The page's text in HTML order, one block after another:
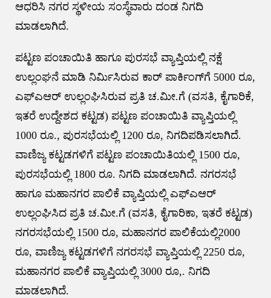
ಆಧರಿಸಿ ನಗರ ಸ್ಥಳೀಯ ಸಂಸ್ಥೆವಾರು ದಂಡ ನಿಗದಿ
ಮಾಡಲಾಗಿದೆ.
ಪಟ್ಟಣ ಪಂಚಾಯಿತಿ ಹಾಗೂ ಪುರಸಭೆ ವ್ಯಾಪ್ತಿಯಲ್ಲಿ ನಕ್ಷೆ
ಉಲ್ಲಂಘನೆ ಮಾಡಿ ನಿರ್ಮಿಸಿರುವ ಕಾರ್ ಪಾರ್ಕಿಂಗ್‌ಗೆ 5000 ರೂ,
ಎಫ್‌ಎಆರ್ ಉಲ್ಲಂಘಿಸಿರುವ ಪ್ರತಿ ಚ.ಮೀ.ಗೆ (ವಸತಿ, ಕೈಗಾರಿಕೆ,
ಇತರೆ ಉದ್ದೇಶದ ಕಟ್ಟಡ) ಪಟ್ಟಣ ಪಂಚಾಯಿತಿ ವ್ಯಾಪ್ತಿಯಲ್ಲಿ
1000 ರೂ., ಪುರಸಭೆಯಲ್ಲಿ 1200 ರೂ, ನಿಗದಿಪಡಿಸಲಾಗಿದೆ.
ವಾಣಿಜ್ಯ ಕಟ್ಟಡಗಳಿಗೆ ಪಟ್ಟಣ ಪಂಚಾಯಿತಿಯಲ್ಲಿ 1500 ರೂ,
ಪುರಸಭೆಯಲ್ಲಿ 1800 ರೂ. ನಿಗದಿ ಮಾಡಲಾಗಿದೆ. ನಗರಸಭೆ
ಹಾಗೂ ಮಹಾನಗರ ಪಾಲಿಕೆ ವ್ಯಾಪ್ತಿಯಲ್ಲಿ ಎಫ್‌ಎಆರ್
ಉಲ್ಲಂಘಿಸಿದ ಪ್ರತಿ ಚ.ಮೀ.ಗೆ (ವಸತಿ, ಕೈಗಾರಿಕಾ, ಇತರೆ ಕಟ್ಟಡ)
ನಗರಸಭೆಯಲ್ಲಿ 1500 ರೂ, ಮಹಾನಗರ ಪಾಲಿಕೆಯಲ್ಲಿ2000
ರೂ, ವಾಣಿಜ್ಯ ಕಟ್ಟಡಗಳಿಗೆ ನಗರಸಭೆ ವ್ಯಾಪ್ತಿಯಲ್ಲಿ 2250 ರೂ,
ಮಹಾನಗರ ಪಾಲಿಕೆ ವ್ಯಾಪ್ತಿಯಲ್ಲಿ 3000 ರೂ,. ನಿಗದಿ
ಮಾಡಲಾಗಿದೆ.